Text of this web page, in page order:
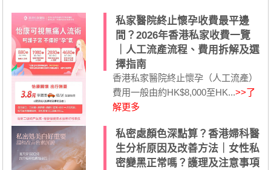
私家醫院終止懷孕收費最平邊
間？2026年香港私家收費一覽
｜人工流產流程、費用拆解及選
擇指南
香港私家醫院終止懷孕（人工流產）
費用一般由約HK$8,000至HK...>>了
解更多
私密處顏色深點算？香港婦科醫
生分析原因及改善方法｜女性私
密變黑正常嗎？護理及注意事項